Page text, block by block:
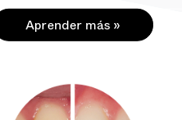
Aprender más